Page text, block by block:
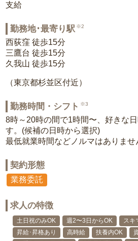
支給
勤務地･最寄り駅 ※2
西荻窪 徒歩15分
三鷹台 徒歩15分
久我山 徒歩15分
（東京都杉並区付近）
勤務時間・シフト ※3
8時～20時の間で1時間〜、好きな
す。(候補の日時から選択)
最低就業時間などノルマはありませ
契約形態
業務委託
求人の特徴
土日祝のみOK 週2〜3日からOK スキ
昇給･昇格あり
高時給 扶養内OK